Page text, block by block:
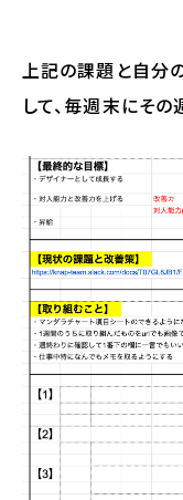
上記の課題と自分
して、毎週末にそ